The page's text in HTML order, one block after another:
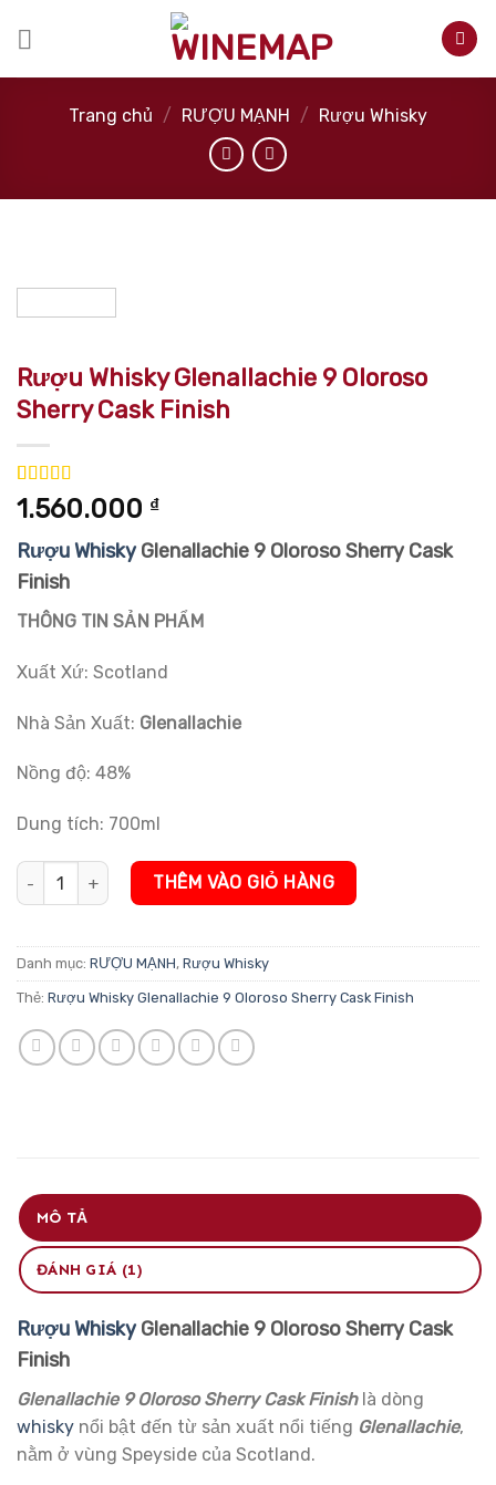
Trang chủ / RƯỢU MẠNH / Rượu Whisky
Rượu Whisky Glenallachie 9 Oloroso
Sherry Cask Finish
5.00trên 5
dựa trên
1
1.560.000 ₫
Rượu Whisky Glenallachie 9 Oloroso Sherry Cask
Finish
THÔNG TIN SẢN PHẨM
Xuất Xứ: Scotland
Nhà Sản Xuất: Glenallachie
Nồng độ: 48%
Dung tích: 700ml
Rượu Whisky Glenallachie 9 Oloroso Sherry Cask Finish số lượng
THÊM VÀO GIỎ HÀNG
Danh mục: RƯỢU MẠNH, Rượu Whisky
Thẻ: Rượu Whisky Glenallachie 9 Oloroso Sherry Cask Finish
MÔ TẢ
ĐÁNH GIÁ (1)
Rượu Whisky Glenallachie 9 Oloroso Sherry Cask
Finish
Glenallachie 9 Oloroso Sherry Cask Finishlà dòng
whisky nổi bật đến từ sản xuất nổi tiếng Glenallachie,
nằm ở vùng Speyside của Scotland.